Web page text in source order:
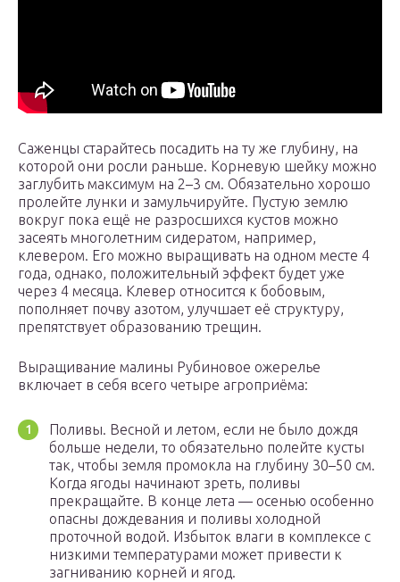
Саженцы старайтесь посадить на ту же глубину, на
которой они росли раньше. Корневую шейку можно
заглубить максимум на 2–3 см. Обязательно хорошо
пролейте лунки и замульчируйте. Пустую землю
вокруг пока ещё не разросшихся кустов можно
засеять многолетним сидератом, например,
клевером. Его можно выращивать на одном месте 4
года, однако, положительный эффект будет уже
через 4 месяца. Клевер относится к бобовым,
пополняет почву азотом, улучшает её структуру,
препятствует образованию трещин.
Выращивание малины Рубиновое ожерелье
включает в себя всего четыре агроприёма:
Поливы. Весной и летом, если не было дождя
больше недели, то обязательно полейте кусты
так, чтобы земля промокла на глубину 30–50 см.
Когда ягоды начинают зреть, поливы
прекращайте. В конце лета — осенью особенно
опасны дождевания и поливы холодной
проточной водой. Избыток влаги в комплексе с
низкими температурами может привести к
загниванию корней и ягод.